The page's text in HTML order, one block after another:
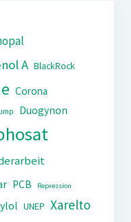
A BlackRock
Corona
Duogynon
PCB Repression
UNEP Xarelto